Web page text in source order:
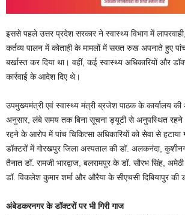
इससे पहले उत्तर प्रदेश सरकार ने स्वास्थ्य विभाग में
कर्तव्य पालन में कोताही के मामलों में सख्त रुख अपनाते हुए
बर्खास्त कर दिया था। वहीं, कई स्वास्थ्य अधिकारियों और
कार्रवाई के आदेश दिए थे।
उपमुख्यमंत्री एवं स्वास्थ्य मंत्री ब्रजेश पाठक के कार्यालय
अनुसार, लंबे समय तक बिना सूचना ड्यूटी से अनुपस्थित रहने
रहने के आरोप में पांच चिकित्सा अधिकारियों को सेवा से हटाया
डॉक्टरों में गोरखपुर जिला अस्पताल की डॉ. अलकनंदा,
तैनात डॉ. रामजी भारद्वाज, बलरामपुर के डॉ. सौरभ सिंह,
डॉ. विकलेश कुमार शर्मा और औरैया के सीएचसी दिबियापुर की
अंबेडकरनगर के डॉक्टरों पर भी गिरी गाज